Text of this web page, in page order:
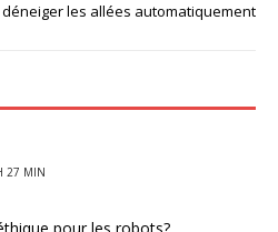
les allées automatiquement
27 MIN